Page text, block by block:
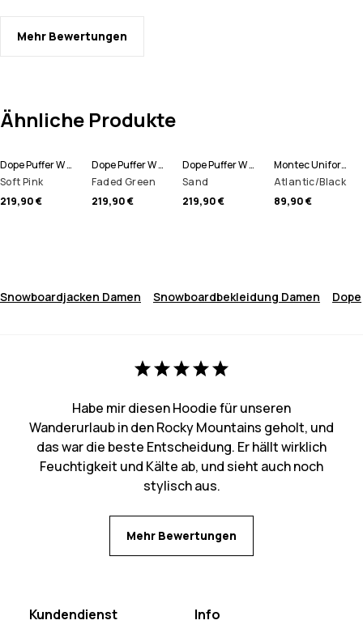
Mehr Bewertungen
Ähnliche Produkte
Dope Puffer W Snowboardjacke Damen
Soft Pink
219,90 €
Dope Puffer W Snowboardjacke Damen
Faded Green
219,90 €
Dope Puffer W Snowboardjacke Damen
Sand
219,90 €
Montec Uniform W Fleece Hoodie Damen
Atlantic/Black
89,90 €
Snowboardjacken Damen Snowboardbekleidung Damen Dope
Habe mir diesen Hoodie für unseren
Wanderurlaub in den Rocky Mountains geholt, und
das war die beste Entscheidung. Er hällt wirklich
Feuchtigkeit und Kälte ab, und sieht auch noch
stylisch aus.
Mehr Bewertungen
Kundendienst Info